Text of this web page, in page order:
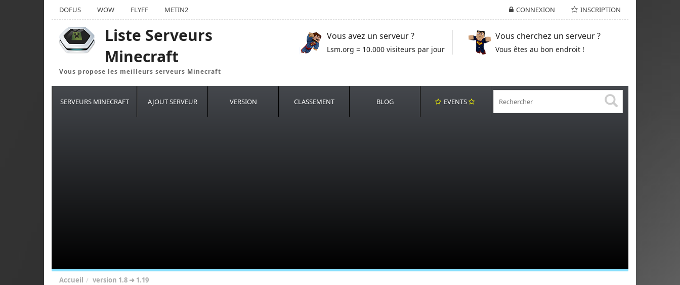
CONNEXION INSCRIPTION
DOFUS WOW FLYFF METIN2
Liste Serveurs
Minecraft
Vous propose les meilleurs serveurs Minecraft
Vous avez un serveur ?
Lsm.org = 10.000 visiteurs par jour
Vous cherchez un serveur ?
Vous êtes au bon endroit !
SERVEURS MINECRAFT AJOUT SERVEUR VERSION CLASSEMENT BLOG EVENTS
Accueil version 1.8 ➜ 1.19